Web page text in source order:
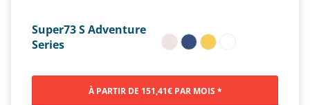
Super73 S Adventure
Series
À PARTIR DE 151,41€ PAR MOIS *